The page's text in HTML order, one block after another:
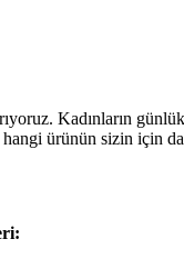
Kadınların
ürünün sizin için